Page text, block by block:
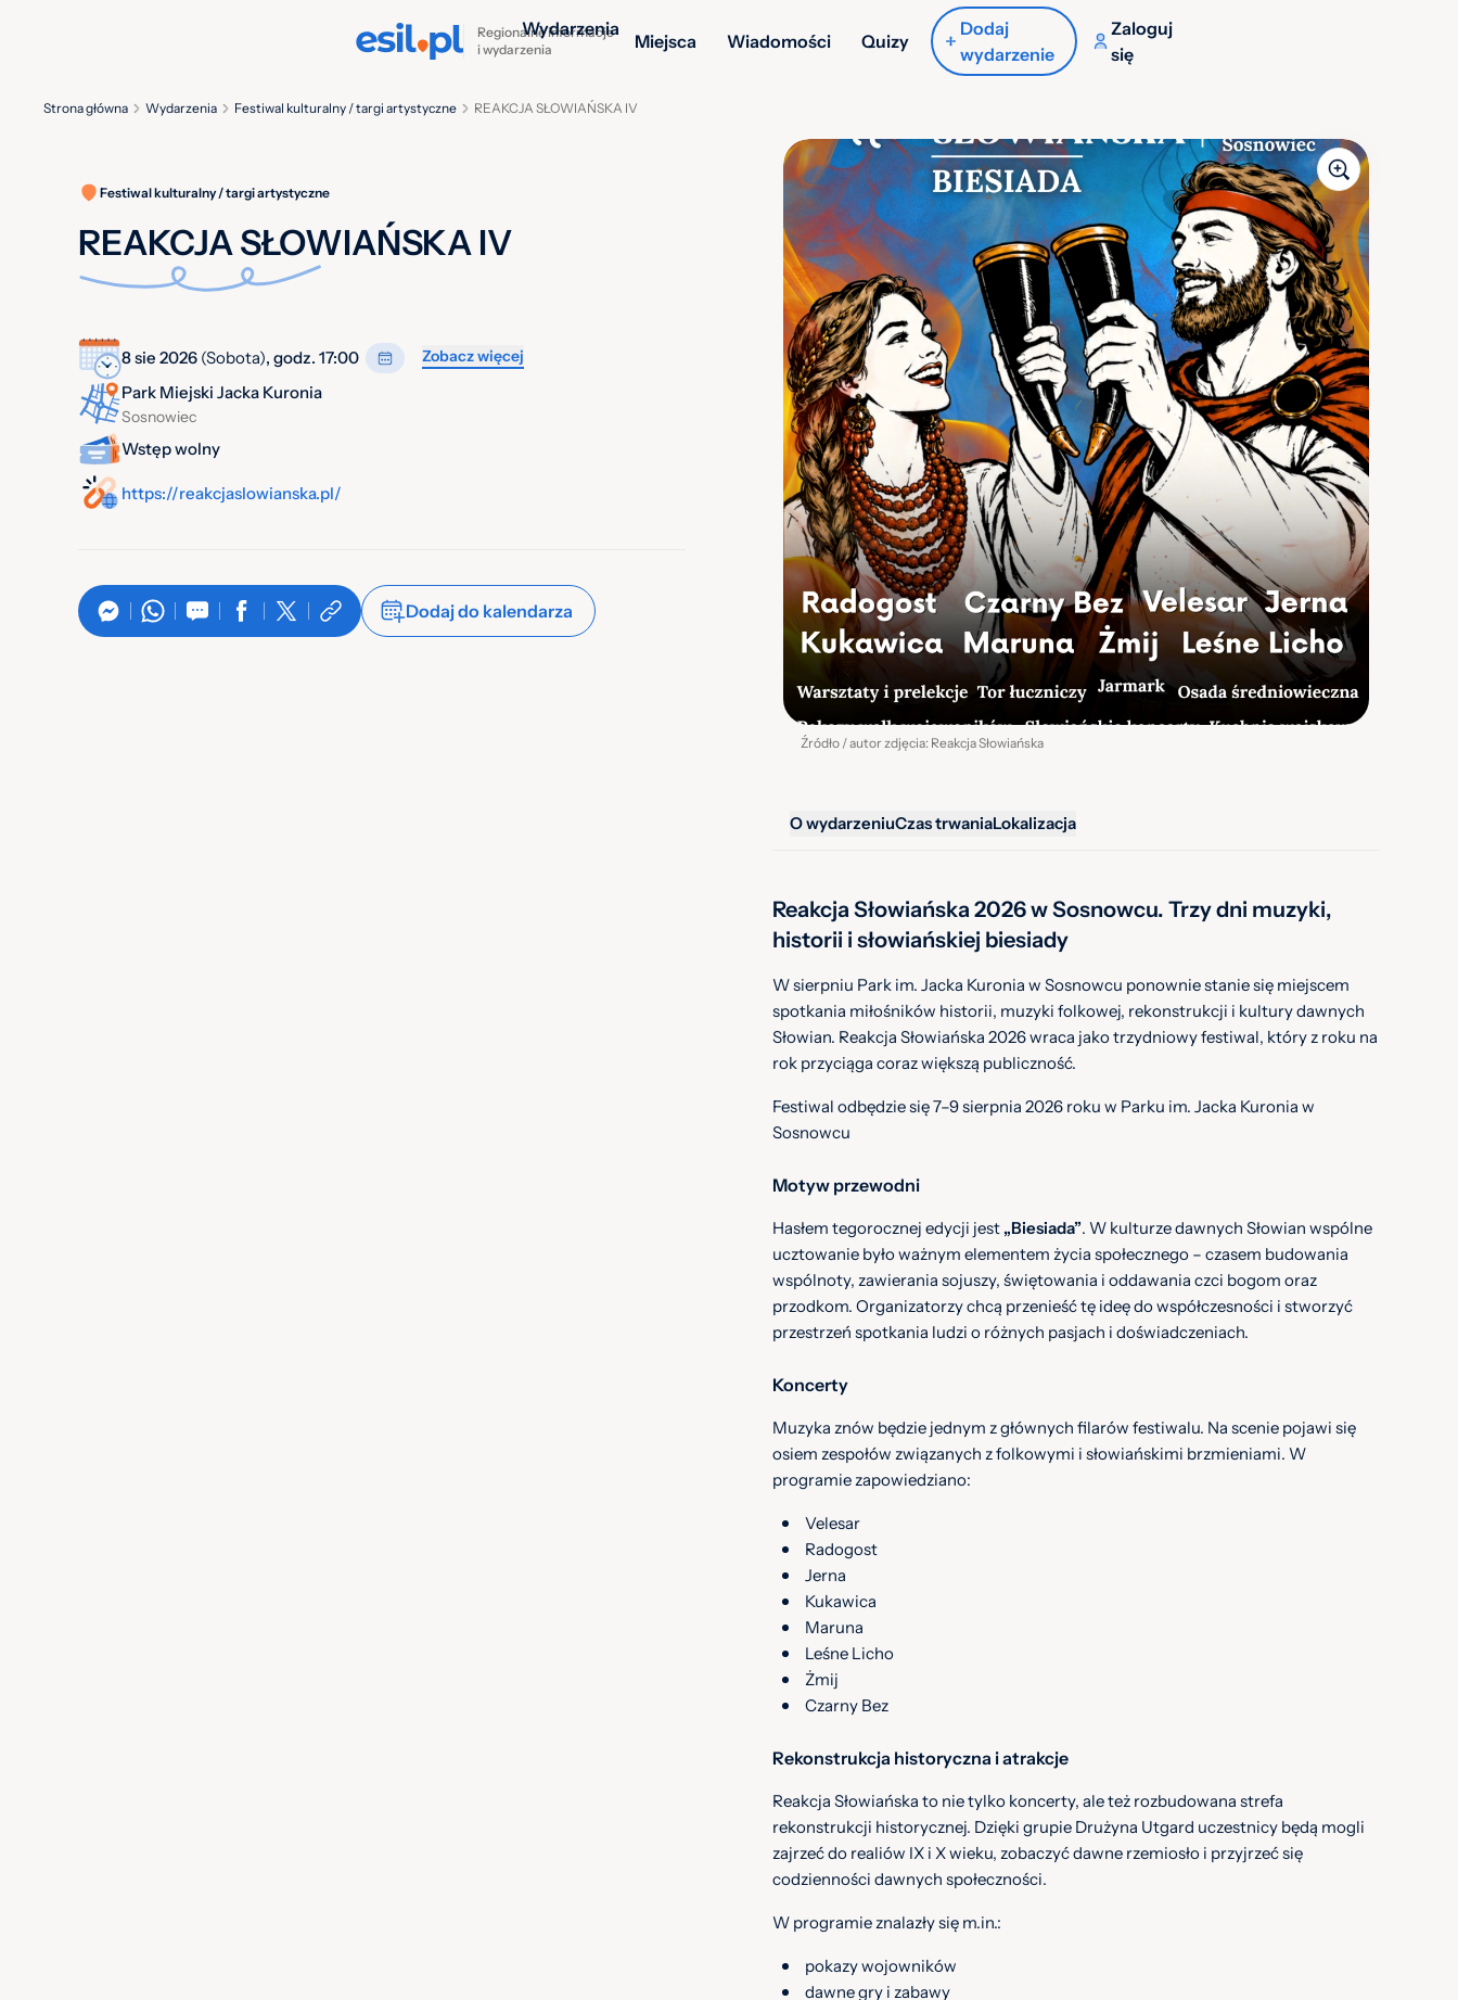
Regionalne informacje
i wydarzenia
Wydarzenia
Miejsca Wiadomości Quizy
Dodaj
wydarzenie
Zaloguj
się
REAKCJA SŁOWIAŃSKA IV
Festiwal kulturalny / targi artystyczne
Wydarzenia
Strona główna
Festiwal kulturalny / targi artystyczne
REAKCJA SŁOWIAŃSKA IV
8 sie 2026 (Sobota), godz. 17:00 Zobacz więcej
Park Miejski Jacka Kuronia
Sosnowiec
Wstęp wolny
https://reakcjaslowianska.pl/
Dodaj do kalendarza
Źródło / autor zdjęcia: Reakcja Słowiańska
O wydarzeniuCzas trwaniaLokalizacja
Reakcja Słowiańska 2026 w Sosnowcu. Trzy dni muzyki,
historii i słowiańskiej biesiady
W sierpniu Park im. Jacka Kuronia w Sosnowcu ponownie stanie się miejscem
spotkania miłośników historii, muzyki folkowej, rekonstrukcji i kultury dawnych
Słowian. Reakcja Słowiańska 2026 wraca jako trzydniowy festiwal, który z roku na
rok przyciąga coraz większą publiczność.
Festiwal odbędzie się 7–9 sierpnia 2026 roku w Parku im. Jacka Kuronia w
Sosnowcu
Motyw przewodni
Hasłem tegorocznej edycji jest „Biesiada”. W kulturze dawnych Słowian wspólne
ucztowanie było ważnym elementem życia społecznego – czasem budowania
wspólnoty, zawierania sojuszy, świętowania i oddawania czci bogom oraz
przodkom. Organizatorzy chcą przenieść tę ideę do współczesności i stworzyć
przestrzeń spotkania ludzi o różnych pasjach i doświadczeniach.
Koncerty
Muzyka znów będzie jednym z głównych filarów festiwalu. Na scenie pojawi się
osiem zespołów związanych z folkowymi i słowiańskimi brzmieniami. W
programie zapowiedziano:
Velesar
Radogost
Jerna
Kukawica
Maruna
Leśne Licho
Żmij
Czarny Bez
Rekonstrukcja historyczna i atrakcje
Reakcja Słowiańska to nie tylko koncerty, ale też rozbudowana strefa
rekonstrukcji historycznej. Dzięki grupie Drużyna Utgard uczestnicy będą mogli
zajrzeć do realiów IX i X wieku, zobaczyć dawne rzemiosło i przyjrzeć się
codzienności dawnych społeczności.
W programie znalazły się m.in.:
pokazy wojowników
dawne gry i zabawy